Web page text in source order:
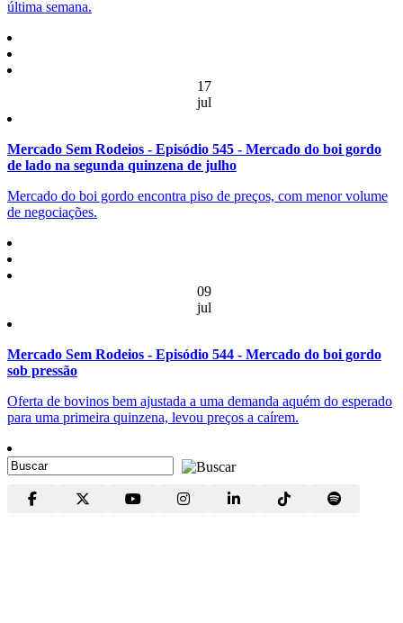
última semana.
17
jul
Mercado Sem Rodeios - Episódio 545 - Mercado do boi gordo
de lado na segunda quinzena de julho
Mercado do boi gordo encontra piso de preços, com menor volume
de negociações.
09
jul
Mercado Sem Rodeios - Episódio 544 - Mercado do boi gordo
sob pressão
Oferta de bovinos bem ajustada a uma demanda aquém do esperado
para uma primeira quinzena, levou preços a caírem.